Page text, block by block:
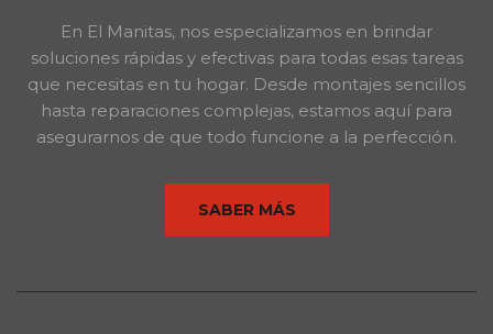
En El Manitas, nos especializamos en brindar
soluciones rápidas y efectivas para todas esas tareas
que necesitas en tu hogar. Desde montajes sencillos
hasta reparaciones complejas, estamos aquí para
asegurarnos de que todo funcione a la perfección.
SABER MÁS